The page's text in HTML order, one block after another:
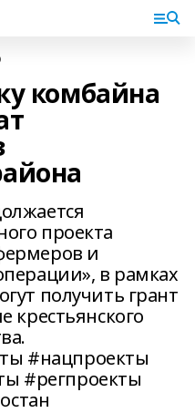
комбайна
проекта
и
в рамках
получить грант
крестьянского
#нацпроекты
#регпроекты